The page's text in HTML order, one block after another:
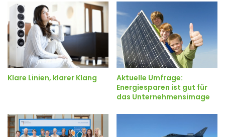
Klare Linien, klarer Klang
Aktuelle Umfrage:
Energiesparen ist gut für
das Unternehmensimage